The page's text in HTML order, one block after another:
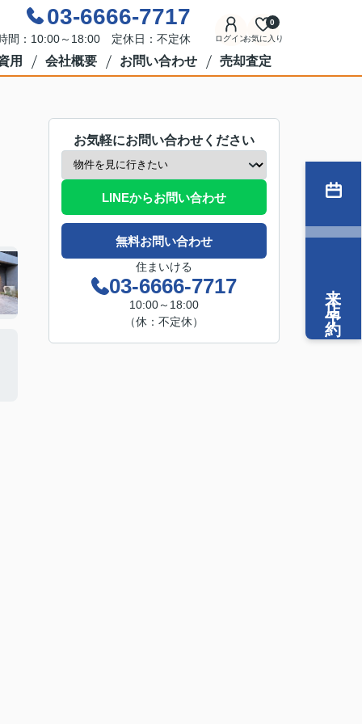
03-6666-7717
間：10:00～18:00 定休日：不定休 ログインお気に入り
0
用 会社概要 お問い合わせ 売却査定
お気軽にお問い合わせください
LINEからお問い合わせ
無料お問い合わせ
住まいける
03-6666-7717
10:00～18:00
（休：不定休）
来店予約